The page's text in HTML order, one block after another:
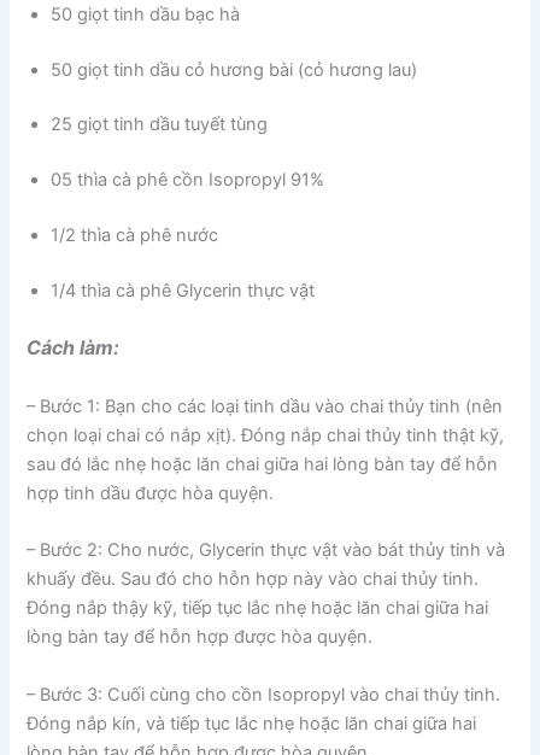
50 giọt tinh dầu bạc hà
50 giọt tinh dầu cỏ hương bài (cỏ hương lau)
25 giọt tinh dầu tuyết tùng
05 thìa cà phê cồn Isopropyl 91%
1/2 thìa cà phê nước
1/4 thìa cà phê Glycerin thực vật
Cách làm:
– Bước 1: Bạn cho các loại tinh dầu vào chai thủy tinh (nên
chọn loại chai có nắp xịt). Đóng nắp chai thủy tinh thật kỹ,
sau đó lắc nhẹ hoặc lăn chai giữa hai lòng bàn tay để hỗn
hợp tinh dầu được hòa quyện.
– Bước 2: Cho nước, Glycerin thực vật vào bát thủy tinh và
khuấy đều. Sau đó cho hỗn hợp này vào chai thủy tinh.
Đóng nắp thậy kỹ, tiếp tục lắc nhẹ hoặc lăn chai giữa hai
lòng bàn tay để hỗn hợp được hòa quyện.
– Bước 3: Cuối cùng cho cồn Isopropyl vào chai thủy tinh.
Đóng nắp kín, và tiếp tục lắc nhẹ hoặc lăn chai giữa hai